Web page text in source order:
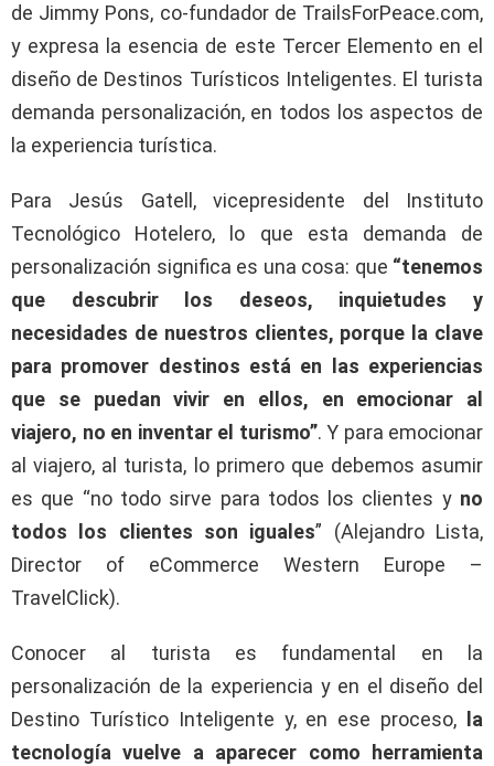
de Jimmy Pons, co-fundador de TrailsForPeace.com,
y expresa la esencia de este Tercer Elemento en el
diseño de Destinos Turísticos Inteligentes. El turista
demanda personalización, en todos los aspectos de
la experiencia turística.
Para Jesús Gatell, vicepresidente del Instituto
Tecnológico Hotelero, lo que esta demanda de
personalización significa es una cosa: que “tenemos
que descubrir los deseos, inquietudes y
necesidades de nuestros clientes, porque la clave
para promover destinos está en las experiencias
que se puedan vivir en ellos, en emocionar al
viajero, no en inventar el turismo”. Y para emocionar
al viajero, al turista, lo primero que debemos asumir
es que “no todo sirve para todos los clientes yno
todos los clientes son iguales” (Alejandro Lista,
Director of eCommerce Western Europe –
TravelClick).
Conocer al turista es fundamental en la
personalización de la experiencia y en el diseño del
Destino Turístico Inteligente y, en ese proceso,
la
tecnología vuelve a aparecer como herramienta